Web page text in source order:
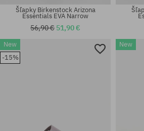
Dostupné veľkosti:
36; 37; 38; 39; 40; 41
Šľapky Birkenstock Arizona
Essentials EVA Narrow
56,90 € 51,90 €
New
-15%
New